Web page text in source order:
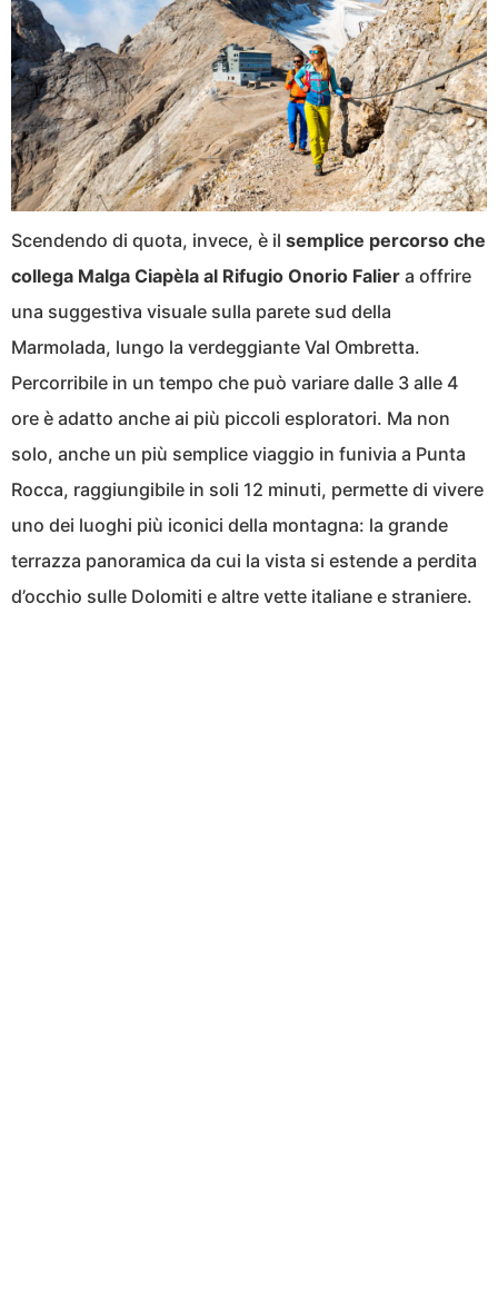
Scendendo di quota, invece, è il semplice percorso che
collega Malga Ciapèla al Rifugio Onorio Falier a offrire
una suggestiva visuale sulla parete sud della
Marmolada, lungo la verdeggiante Val Ombretta.
Percorribile in un tempo che può variare dalle 3 alle 4
ore è adatto anche ai più piccoli esploratori. Ma non
solo, anche un più semplice viaggio in funivia a Punta
Rocca, raggiungibile in soli 12 minuti, permette di vivere
uno dei luoghi più iconici della montagna: la grande
terrazza panoramica da cui la vista si estende a perdita
d’occhio sulle Dolomiti e altre vette italiane e straniere.